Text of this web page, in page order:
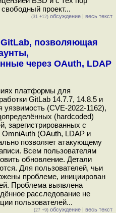
проект...
(31 +12) обсуждение | весь текст
позволяющая
через OAuth, LDAP
платформы для
GitLab 14.7.7, 14.8.5 и
уязвимость (CVE-2022-1162),
(hardcoded)
зарегистрированных с
(OAuth, LDAP и
позволяет атакующему
Всем пользователям
обновление. Детали
Для пользователей, чьи
проблеме, инициирован
Проблема выявлена
расследование не
пользователей...
(27 +9) обсуждение | весь текст